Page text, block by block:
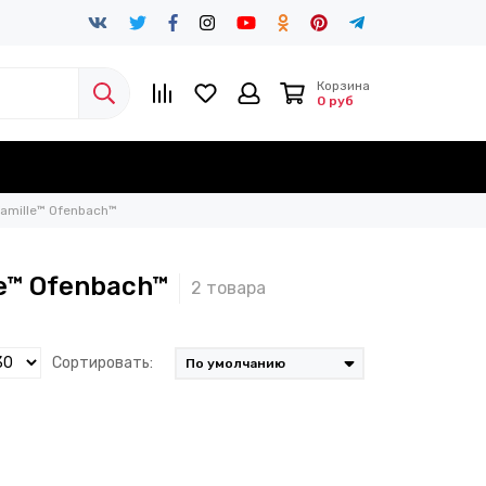
Корзина
0 руб
Ofenbach™
Ofenbach™
Сортировать: